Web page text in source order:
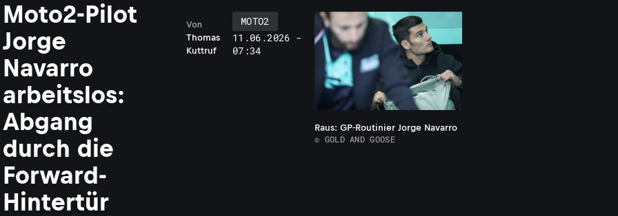
Moto2-Pilot
Jorge
Navarro
arbeitslos:
Abgang
durch die
Forward-
Hintertür
Thomas
Kuttruf
Von
MOTO2
11.06.2026 -
07:34
Raus: GP-Routinier Jorge Navarro
© GOLD AND GOOSE